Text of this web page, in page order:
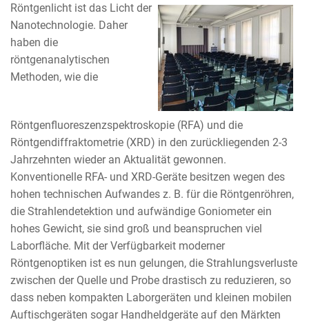
Röntgenlicht ist das Licht der
Nanotechnologie. Daher
haben die
röntgenanalytischen
Methoden, wie die
Röntgenfluoreszenzspektroskopie (RFA) und die
Röntgendiffraktometrie (XRD) in den zurückliegenden 2-3
Jahrzehnten wieder an Aktualität gewonnen.
Konventionelle RFA- und XRD-Geräte besitzen wegen des
hohen technischen Aufwandes z. B. für die Röntgenröhren,
die Strahlendetektion und aufwändige Goniometer ein
hohes Gewicht, sie sind groß und beanspruchen viel
Laborfläche. Mit der Verfügbarkeit moderner
Röntgenoptiken ist es nun gelungen, die Strahlungsverluste
zwischen der Quelle und Probe drastisch zu reduzieren, so
dass neben kompakten Laborgeräten und kleinen mobilen
Auftischgeräten sogar Handheldgeräte auf den Märkten